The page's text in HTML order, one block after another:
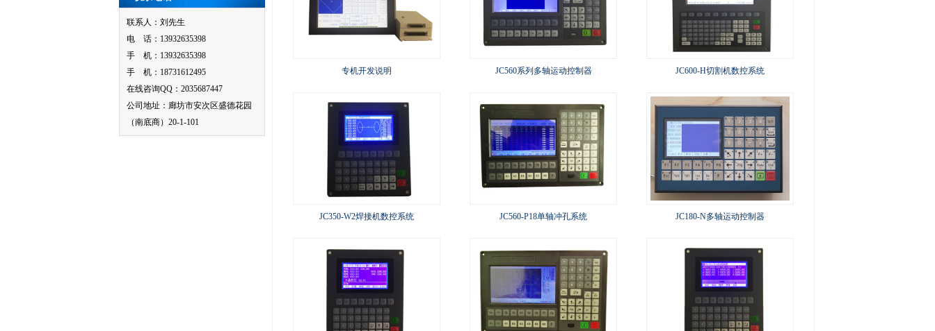
联系人：刘先生
电 话：13932635398
手 机：13932635398
手 机：18731612495
在线咨询QQ：2035687447
公司地址：廊坊市安次区盛德花园
（南底商）20-1-101
专机开发说明 JC560系列多轴运动控制器 JC600-H切割机数控系统
JC350-W2焊接机数控系统 JC560-P18单轴冲孔系统 JC180-N多轴运动控制器